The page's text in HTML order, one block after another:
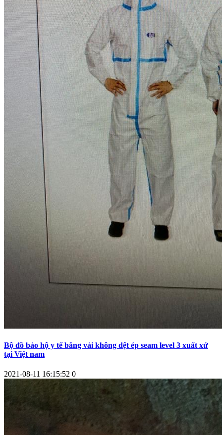
Bộ đồ bảo hộ y tế bằng vải không dệt ép seam level 3 xuất xứ
tại Việt nam
2021-08-11 16:15:52 0